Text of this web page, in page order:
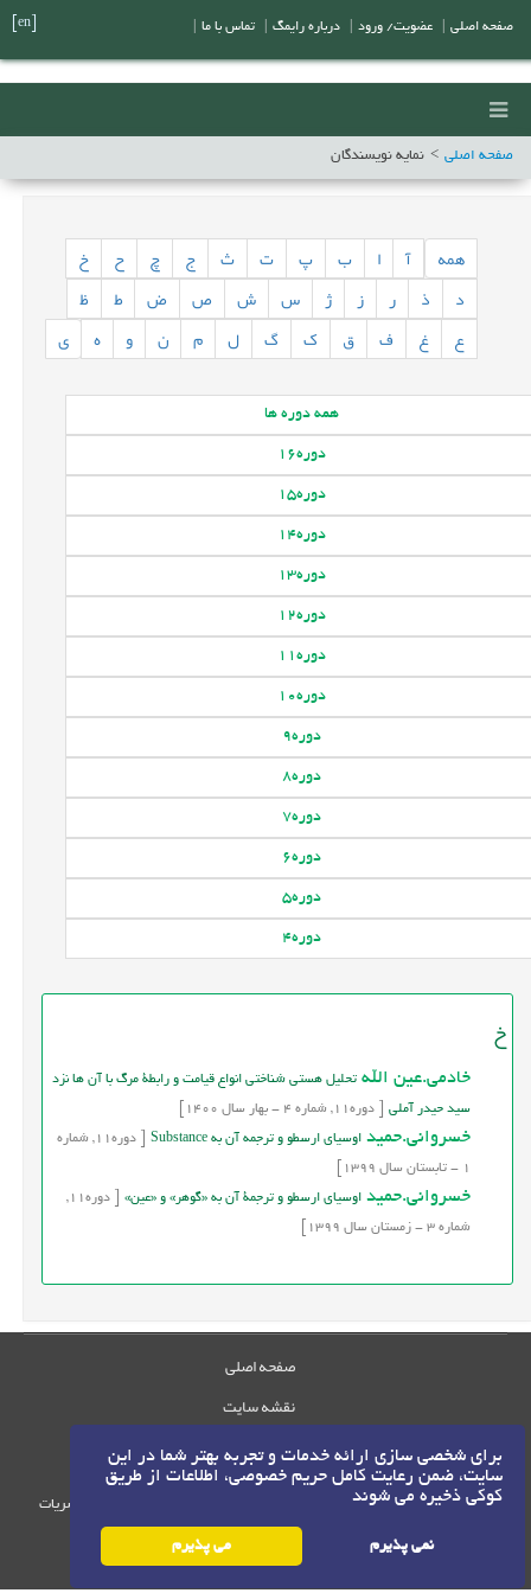
برای شخصی سازی ارائه خدمات و تجربه بهتر شما در این
سایت، ضمن رعایت کامل حریم خصوصی، اطلاعات از طریق
کوکی ذخیره می شوند
نمی پذیرم می پذیرم
صفحه اصلی نمایه نویسندگان
همه ب پ ت ث ج چ ح
خ
د
ذ ر ز ژ س ش ص ض ط
ظ
ع
غ ف ق ک گ ل م ن و ه ی
همه دوره ها
دوره16
دوره15
دوره14
دوره13
دوره12
دوره11
دوره10
دوره9
دوره8
دوره7
دوره6
دوره5
دوره4
خ
خادمی.عین اللهتحلیل هستی شناختی انواع قیامت و رابطة مرگ با آن ها نزد
سید حیدر آملی [ دوره 11, شماره 4
-بهار سال
خسروانی.حمیداوسیای ارسطو و ترجمه آن به Substance [ دوره 11, شماره
-تابستان سال
خسروانی.حمیداوسیای ارسطو و ترجمة آن به «گوهر» و «عین» [ دوره 11,
شماره 3
-زمستان سال
صفحه اصلی
نقشه سایت
تماس با ما
حقوق این وب‌سایت متعلق به سامانه مدیریت نشریات
حق نشر
1405-1396
صفحه اصلی عضویت/ ورود درباره رایمگ تماس با ما